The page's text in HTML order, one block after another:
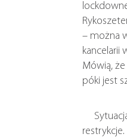
– można
kancelarii
Mówią,
póki jest